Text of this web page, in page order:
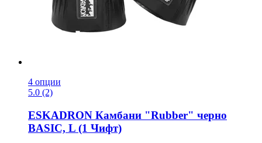
4 опции
5.0 (2)
ESKADRON Камбани "Rubber" черно
BASIC, L (1 Чифт)